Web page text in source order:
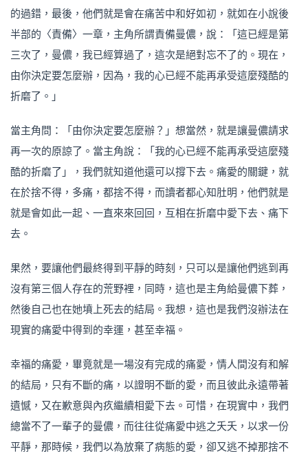
的過錯，最後，他們就是會在痛苦中和好如初，就如在小說後
半部的〈責備〉一章，主角所謂責備曼儂，說：「這已經是第
三次了，曼儂，我已經算過了，這次是絕對忘不了的。現在，
由你決定要怎麼辦，因為，我的心已經不能再承受這麼殘酷的
折磨了。」
當主角問：「由你決定要怎麼辦？」想當然，就是讓曼儂請求
再一次的原諒了。當主角說：「我的心已經不能再承受這麼殘
酷的折磨了」，我們就知道他還可以撐下去。痛愛的關鍵，就
在於捨不得，多痛，都捨不得，而讀者都心知肚明，他們就是
就是會如此一起、一直來來回回，互相在折磨中愛下去、痛下
去。
果然，要讓他們最終得到平靜的時刻，只可以是讓他們逃到再
沒有第三個人存在的荒野裡，同時，這也是主角給曼儂下葬，
然後自己也在她墳上死去的結局。我想，這也是我們沒辦法在
現實的痛愛中得到的幸運，甚至幸福。
幸福的痛愛，畢竟就是一場沒有完成的痛愛，情人間沒有和解
的結局，只有不斷的痛，以證明不斷的愛，而且彼此永遠帶著
遺憾，又在歉意與內疚繼續相愛下去。可惜，在現實中，我們
總當不了一輩子的曼儂，而往往從痛愛中逃之夭夭，以求一份
平靜，那時候，我們以為放棄了病態的愛，卻又逃不掉那捨不